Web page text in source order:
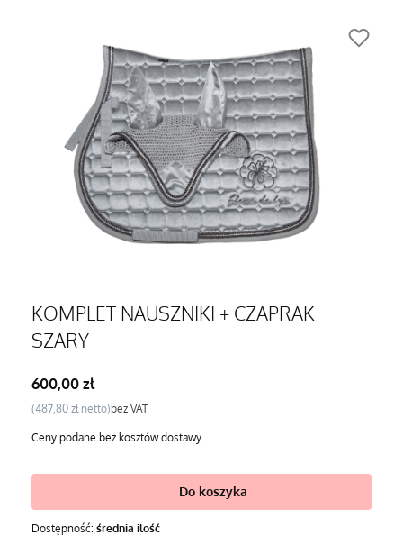
KOMPLET NAUSZNIKI + CZAPRAK
SZARY
Cena
600,00 zł
Cena
487,80 zł bez VAT
Ceny podane bez kosztów dostawy.
Do koszyka
Dostępność: średnia ilość